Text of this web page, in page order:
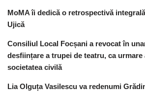
MoMA îi dedică o retrospectivă
Ujică
Consiliul Local Focșani a revocat în
desființare a trupei de teatru, ca
societatea civilă
Lia Olguța Vasilescu va redenumi